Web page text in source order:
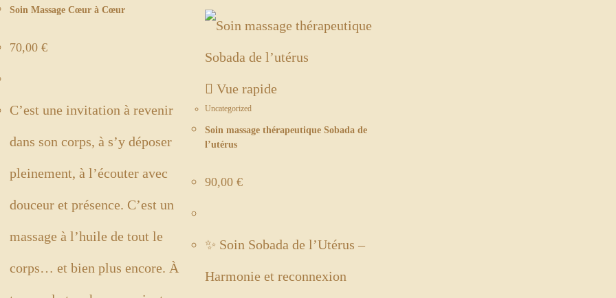
Soin Massage Cœur à Cœur
70,00 €
C’est une invitation à revenir
dans son corps, à s’y déposer
pleinement, à l’écouter avec
douceur et présence. C’est un
massage à l’huile de tout le
corps… et bien plus encore. À
Vue rapide
Uncategorized
Soin massage thérapeutique Sobada de
l’utérus
90,00 €
✨ Soin Sobada de l’Utérus –
Harmonie et reconnexion